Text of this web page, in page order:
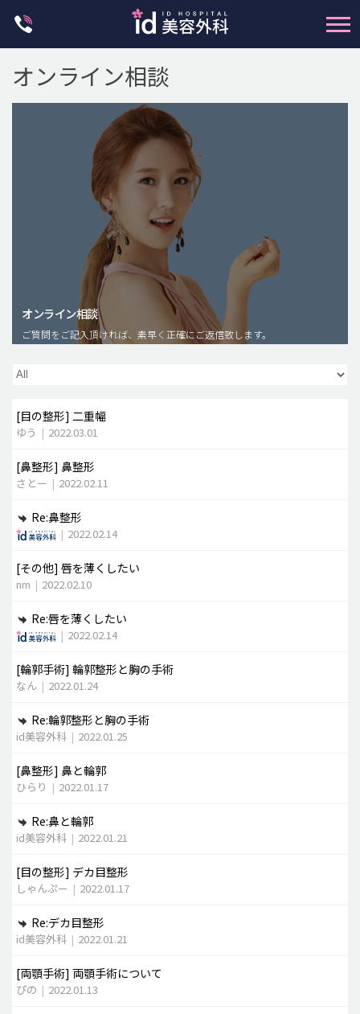
脂肪注入(アンチエイジング)
豊胸手術・バストアップ
メンズ整形
idリアルストーリー
idニュース
安全整形
ご相談のお問い合わせ
オンライン相談
オンライン相談
ご質問をご記入頂ければ、素早く正確にご返信致します。
[目の整形] 二重幅
ゆう | 2022.03.01
[鼻整形] 鼻整形
さとー | 2022.02.11
Re:鼻整形
| 2022.02.14
[その他] 唇を薄くしたい
nm | 2022.02.10
Re:唇を薄くしたい
| 2022.02.14
[輪郭手術] 輪郭整形と胸の手術
なん | 2022.01.24
Re:輪郭整形と胸の手術
id美容外科 | 2022.01.25
[鼻整形] 鼻と輪郭
ひらり | 2022.01.17
Re:鼻と輪郭
id美容外科 | 2022.01.21
[目の整形] デカ目整形
しゃんぷー | 2022.01.17
Re:デカ目整形
id美容外科 | 2022.01.21
[両顎手術] 両顎手術について
ぴの | 2022.01.13